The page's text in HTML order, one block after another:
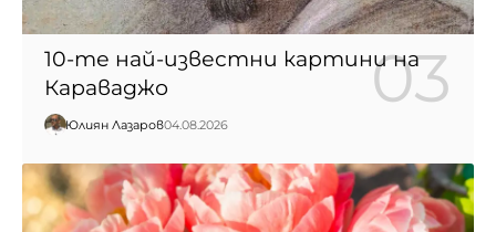
10-те най-известни картини на
Караваджо
Юлиян Лазаров04.08.2026